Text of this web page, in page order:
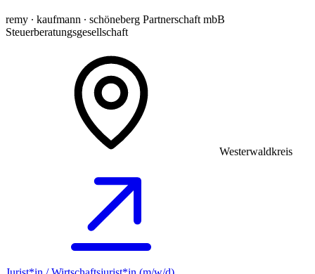
remy ∙ kaufmann ∙ schöneberg Partnerschaft mbB
Steuerberatungsgesellschaft
Westerwaldkreis